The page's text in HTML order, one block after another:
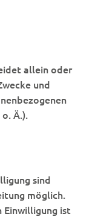
allein oder
und
Ä.).
sind
möglich.
ist